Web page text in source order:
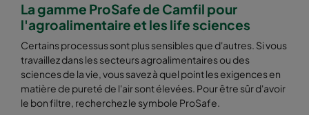
La gamme ProSafe de Camfil pour
l'agroalimentaire et les life sciences
Certains processus sont plus sensibles que d'autres. Si vous
travaillez dans les secteurs agroalimentaires ou des
sciences de la vie, vous savez à quel point les exigences en
matière de pureté de l'air sont élevées. Pour être sûr d'avoir
le bon filtre, recherchez le symbole ProSafe.